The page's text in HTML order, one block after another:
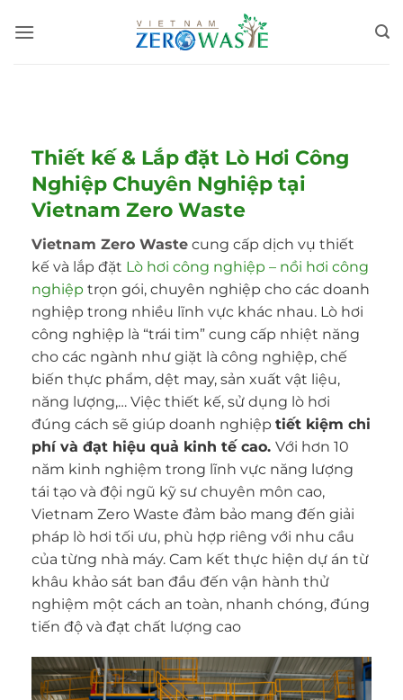
Thiết kế & Lắp đặt Lò Hơi Công
Nghiệp Chuyên Nghiệp tại
Vietnam Zero Waste
Vietnam Zero Waste cung cấp dịch vụ thiết
kế và lắp đặt Lò hơi công nghiệp – nồi hơi công
nghiệp trọn gói, chuyên nghiệp cho các doanh
nghiệp trong nhiều lĩnh vực khác nhau. Lò hơi
công nghiệp là “trái tim” cung cấp nhiệt năng
cho các ngành như giặt là công nghiệp, chế
biến thực phẩm, dệt may, sản xuất vật liệu,
năng lượng,… Việc thiết kế, sử dụng lò hơi
đúng cách sẽ giúp doanh nghiệp tiết kiệm chi
phí và đạt hiệu quả kinh tế cao. Với hơn 10
năm kinh nghiệm trong lĩnh vực năng lượng
tái tạo và đội ngũ kỹ sư chuyên môn cao,
Vietnam Zero Waste đảm bảo mang đến giải
pháp lò hơi tối ưu, phù hợp riêng với nhu cầu
của từng nhà máy.​ Cam kết thực hiện dự án từ
khâu khảo sát ban đầu đến vận hành thử
nghiệm một cách an toàn, nhanh chóng, đúng
tiến độ và đạt chất lượng cao